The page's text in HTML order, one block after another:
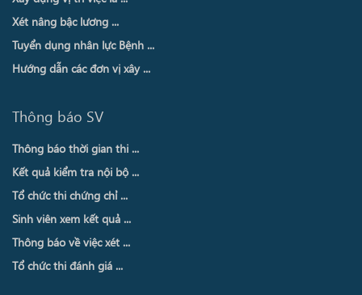
Xét nâng bậc lương ...
Tuyển dụng nhân lực Bệnh ...
Hướng dẫn các đơn vị xây ...
Thông báo SV
Thông báo thời gian thi ...
Kết quả kiểm tra nội bộ ...
Tổ chức thi chứng chỉ ...
Sinh viên xem kết quả ...
Thông báo về việc xét ...
Tổ chức thi đánh giá ...